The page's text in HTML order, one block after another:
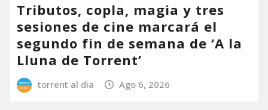
Tributos, copla, magia y tres
sesiones de cine marcará el
segundo fin de semana de ‘A la
Lluna de Torrent’
torrent al dia Ago 6, 2026